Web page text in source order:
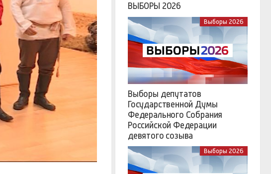
ВЫБОРЫ 2026
Выборы 2026
Выборы депутатов
Государственной Думы
Федерального Собрания
Российской Федерации
девятого созыва
Выборы 2026